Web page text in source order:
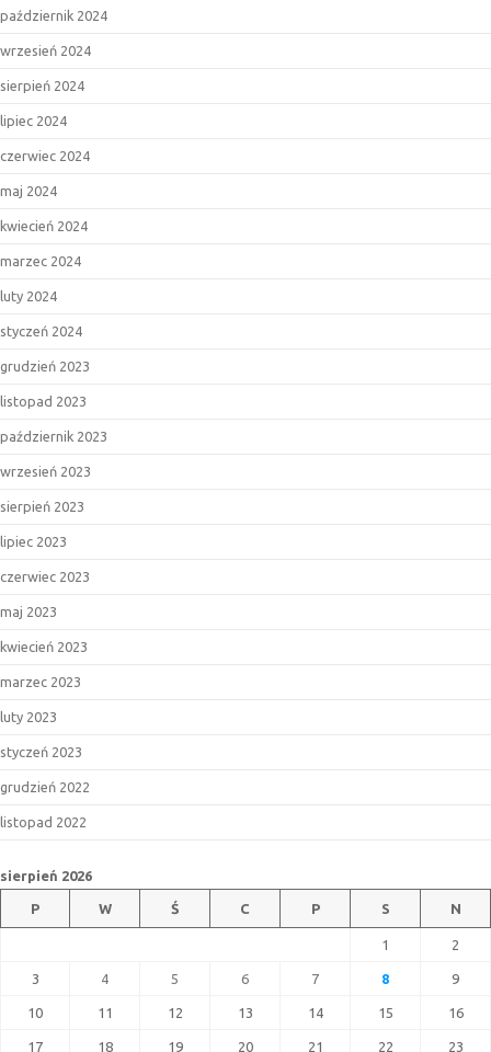
październik 2024
wrzesień 2024
sierpień 2024
lipiec 2024
czerwiec 2024
maj 2024
kwiecień 2024
marzec 2024
luty 2024
styczeń 2024
grudzień 2023
listopad 2023
październik 2023
wrzesień 2023
sierpień 2023
lipiec 2023
czerwiec 2023
maj 2023
kwiecień 2023
marzec 2023
luty 2023
styczeń 2023
grudzień 2022
listopad 2022
sierpień 2026
P W Ś C P S N
1 2
3 4 5 6 7 8 9
10 11 12 13 14 15 16
17 18 19 20 21 22 23